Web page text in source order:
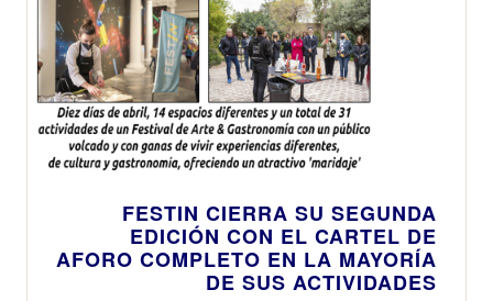
FESTIN CIERRA SU SEGUNDA
EDICIÓN CON EL CARTEL DE
AFORO COMPLETO EN LA MAYORÍA
DE SUS ACTIVIDADES